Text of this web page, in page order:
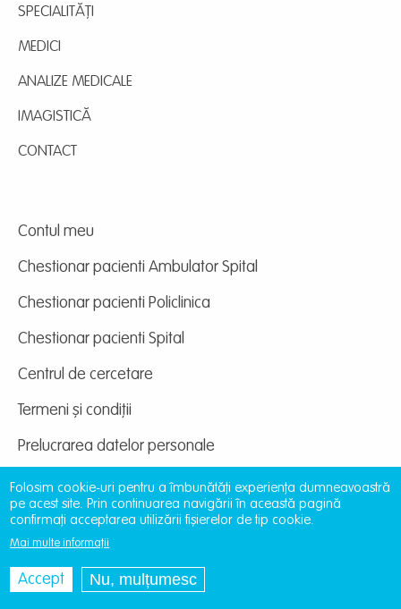
SPECIALITĂȚI
MEDICI
ANALIZE MEDICALE
IMAGISTICĂ
CONTACT
Contul meu
Chestionar pacienti Ambulator Spital
Chestionar pacienti Policlinica
Chestionar pacienti Spital
Centrul de cercetare
Termeni și condiții
Prelucrarea datelor personale
Site dezvoltat de
of Iași | ©providentamedical.ro
Folosim cookie-uri pentru a îmbunătăți experiența dumneavoastră
pe acest site. Prin continuarea navigării în această pagină
confirmați acceptarea utilizării fișierelor de tip cookie.
Mai multe informații
Accept Nu, mulțumesc